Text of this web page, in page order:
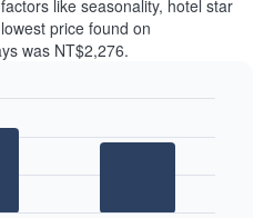
like seasonality, hotel star
price found on
was NT$2,276.